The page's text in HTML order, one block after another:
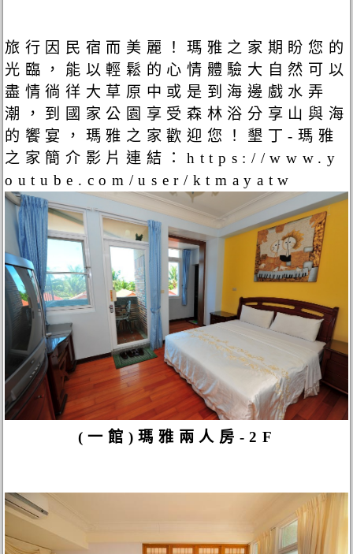
旅行因民宿而美麗！瑪雅之家期盼您的
光臨，能以輕鬆的心情體驗大自然可以
盡情徜徉大草原中或是到海邊戲水弄
潮，到國家公園享受森林浴分享山與海
的饗宴，瑪雅之家歡迎您！墾丁-瑪雅
之家簡介影片連結：https://www.y
outube.com/user/ktmayatw
(一館)瑪雅兩人房-2F